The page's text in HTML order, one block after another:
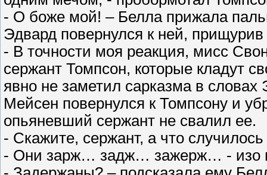
- О боже мой! – Белла прижала
Эдвард повернулся к ней,
- В точности моя реакция, мисс
сержант Томпсон, которые кладут
явно не заметил сарказма в словах
Мейсен повернулся к Томпсону и
опьяневший сержант не свалил ее.
- Скажите, сержант, а что
- Они зарж… задж… зажерж… - изо